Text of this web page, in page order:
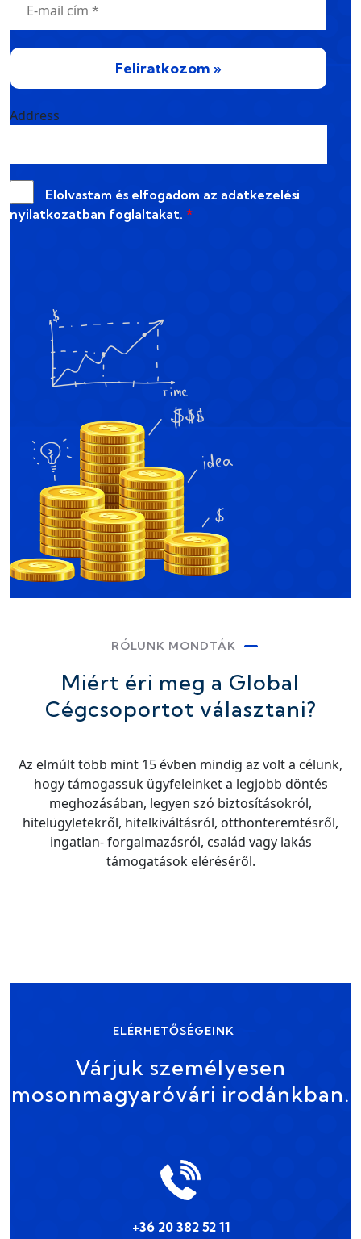
Feliratkozom »
Address
Elolvastam és elfogadom az adatkezelési
nyilatkozatban foglaltakat. *
RÓLUNK MONDTÁK
Miért éri meg a Global
Cégcsoportot választani?
Az elmúlt több mint 15 évben mindig az volt a célunk,
hogy támogassuk ügyfeleinket a legjobb döntés
meghozásában, legyen szó biztosításokról,
hitelügyletekről, hitelkiváltásról, otthonteremtésről,
ingatlan- forgalmazásról, család vagy lakás
támogatások eléréséről.
ELÉRHETŐSÉGEINK
Várjuk személyesen
mosonmagyaróvári irodánkban.
+36 20 382 52 11